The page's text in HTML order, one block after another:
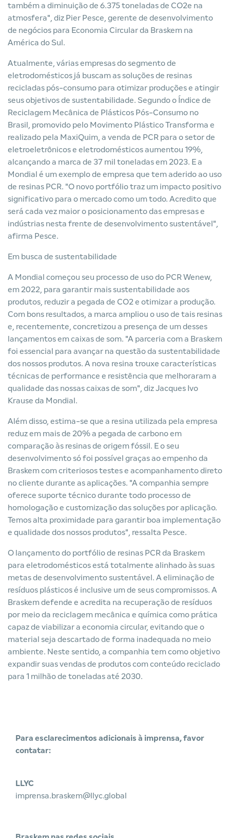
também a diminuição de 6.375 toneladas de CO2e na
atmosfera", diz Pier Pesce, gerente de desenvolvimento
de negócios para Economia Circular da Braskem na
América do Sul.
Atualmente, várias empresas do segmento de
eletrodomésticos já buscam as soluções de resinas
recicladas pós-consumo para otimizar produções e atingir
seus objetivos de sustentabilidade. Segundo o Índice de
Reciclagem Mecânica de Plásticos Pós-Consumo no
Brasil, promovido pelo Movimento Plástico Transforma e
realizado pela MaxiQuim, a venda de PCR para o setor de
eletroeletrônicos e eletrodomésticos aumentou 19%,
alcançando a marca de 37 mil toneladas em 2023. E a
Mondial é um exemplo de empresa que tem aderido ao uso
de resinas PCR. "O novo portfólio traz um impacto positivo
significativo para o mercado como um todo. Acredito que
será cada vez maior o posicionamento das empresas e
indústrias nesta frente de desenvolvimento sustentável",
afirma Pesce.
Em busca de sustentabilidade
A Mondial começou seu processo de uso do PCR Wenew,
em 2022, para garantir mais sustentabilidade aos
produtos, reduzir a pegada de CO2 e otimizar a produção.
Com bons resultados, a marca ampliou o uso de tais resinas
e, recentemente, concretizou a presença de um desses
lançamentos em caixas de som. "A parceria com a Braskem
foi essencial para avançar na questão da sustentabilidade
dos nossos produtos. A nova resina trouxe características
técnicas de performance e resistência que melhoraram a
qualidade das nossas caixas de som", diz Jacques Ivo
Krause da Mondial.
Além disso, estima-se que a resina utilizada pela empresa
reduz em mais de 20% a pegada de carbono em
comparação às resinas de origem fóssil. E o seu
desenvolvimento só foi possível graças ao empenho da
Braskem com criteriosos testes e acompanhamento direto
no cliente durante as aplicações. "A companhia sempre
oferece suporte técnico durante todo processo de
homologação e customização das soluções por aplicação.
Temos alta proximidade para garantir boa implementação
e qualidade dos nossos produtos", ressalta Pesce.
O lançamento do portfólio de resinas PCR da Braskem
para eletrodomésticos está totalmente alinhado às suas
metas de desenvolvimento sustentável. A eliminação de
resíduos plásticos é inclusive um de seus compromissos. A
Braskem defende e acredita na recuperação de resíduos
por meio da reciclagem mecânica e química como prática
capaz de viabilizar a economia circular, evitando que o
material seja descartado de forma inadequada no meio
ambiente. Neste sentido, a companhia tem como objetivo
expandir suas vendas de produtos com conteúdo reciclado
para 1 milhão de toneladas até 2030.
Para esclarecimentos adicionais à imprensa, favor
contatar:
LLYC
imprensa.braskem@llyc.global